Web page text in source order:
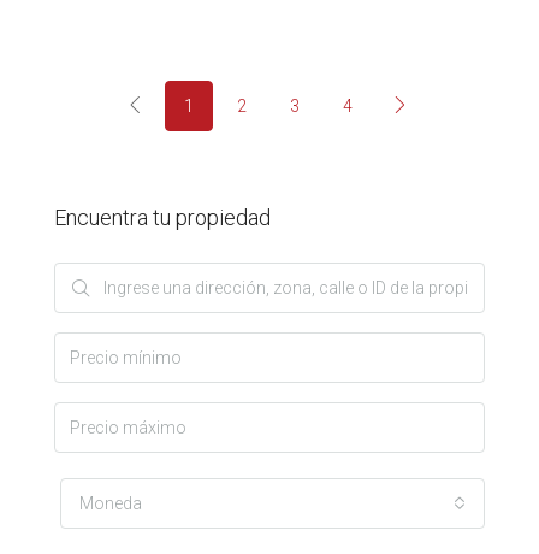
1 2 3 4
Encuentra tu propiedad
Moneda